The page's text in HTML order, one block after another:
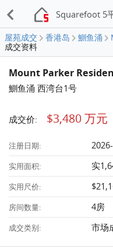
Squarefoot 5
屋苑成交 香港岛 鰂鱼涌
成交资料
Mount Parker
鰂鱼涌 西湾台1号
成交价: $3,480 万元
注册日期:
实用面积: 实
实用尺价:
房间数量: 4房
成交类别: 市场